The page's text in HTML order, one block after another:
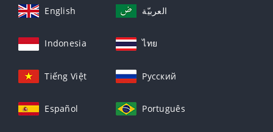
English العربيّة
Indonesia ไทย
Tiếng Việt Русский
Español Português